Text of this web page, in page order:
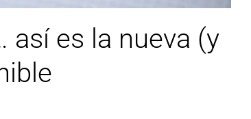
así es la nueva (y